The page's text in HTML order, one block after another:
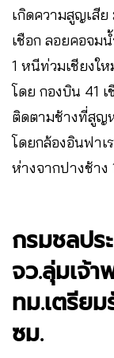
เกิดความสูญเสีย
เชือก ลอยคอจม
1 หนีท่วมเชียงใ
โดย กองบิน 41
ติดตามช้างที่สูญ
โดยกล้องอินฟา
ห่างจากปางช้าง
กรมชลปร
จว.ลุ่มเจ้
ทม.เตรีย
ซม.​